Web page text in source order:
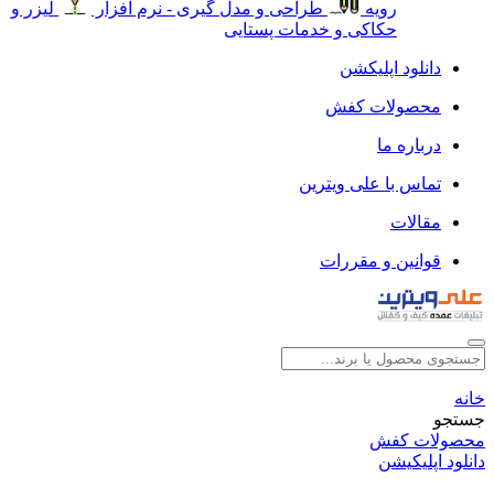
رویه
طراحی و مدل گیری - نرم افزار
لیزر و
حکاکی و خدمات پستایی
دانلود اپلیکشن
محصولات کفش
درباره ما
تماس با علی ویترین
مقالات
قوانین و مقررات
خانه
جستجو
محصولات کفش
دانلود اپلیکیشن